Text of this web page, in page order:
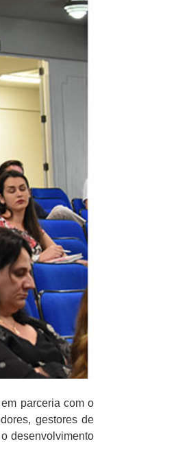
parceria com o
gestores de
desenvolvimento